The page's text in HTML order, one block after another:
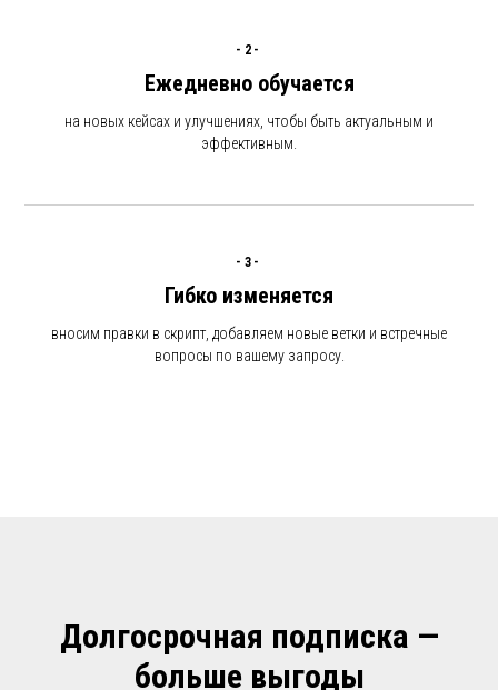
-2-
Ежедневно обучается
на новых кейсах и улучшениях, чтобы быть актуальным и
эффективным.
-3-
Гибко изменяется
вносим правки в скрипт, добавляем новые ветки и встречные
вопросы по вашему запросу.
Долгосрочная подписка —
больше выгоды